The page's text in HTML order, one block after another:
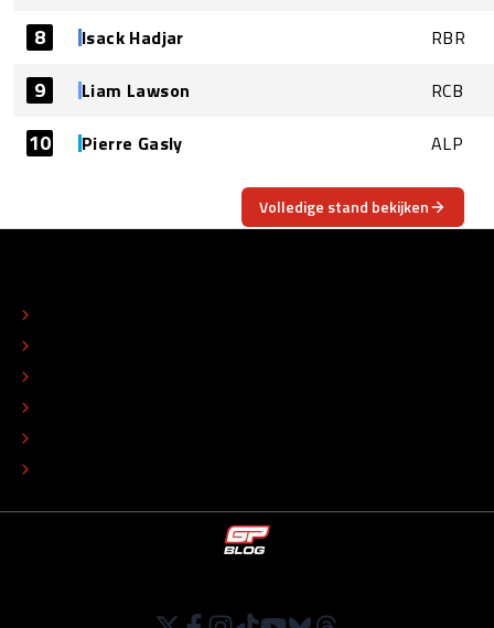
8 Isack Hadjar RBR
9 Liam Lawson RCB
10 Pierre Gasly ALP
Volledige stand bekijken